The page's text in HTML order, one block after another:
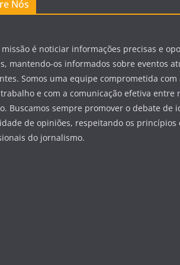
Nós
missão é noticiar informações precisas e
mantendo-os informados sobre eventos
Somos uma equipe comprometida
e com a comunicação efetiva entre
Buscamos sempre promover o debate de
de opiniões, respeitando os princípios
do jornalismo.